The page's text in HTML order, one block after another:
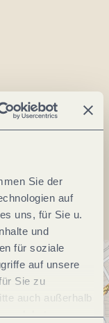
Sie der
auf
uns, für Sie u.
und
für soziale
auf unsere
Sie zu
auch außerhalb
und dort